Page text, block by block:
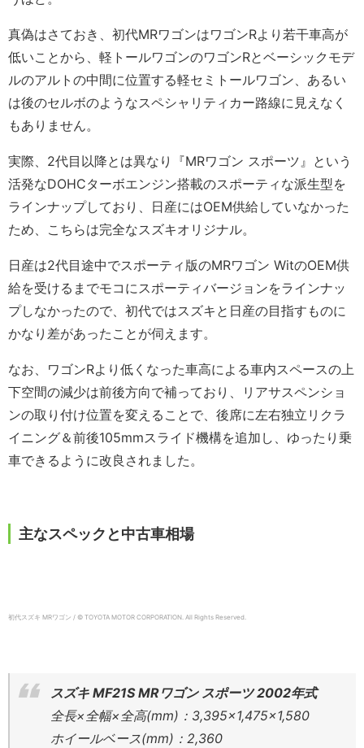
真偽はさておき、初代MRワゴンはワゴンRより若干車高が
低いことから、軽トールワゴンのワゴンRとベーシックモデ
ルのアルトの中間に位置する軽セミトールワゴン、あるい
は後のセルボのようなスペシャリティカー路線に見えなく
もありません。
実際、2代目以降とは異なり『MRワゴン スポーツ』という
活発なDOHCターボエンジン搭載のスポーティな派生型を
ラインナップしており、日産にはOEM供給していなかった
ため、こちらは完全なスズキオリジナル。
日産は2代目途中でスポーティ版のMRワゴン WitのOEM供
給を受けるまでモコにスポーティバージョンをラインナッ
プしなかったので、初代ではスズキと日産の目指すものに
かなり差があったことが伺えます。
なお、ワゴンRより低くなった車高による車内スペースの上
下空間の減少は前後方向で補っており、リアサスペンショ
ンの取り付け位置を変えることで、後席に左右独立リクラ
イニング＆前後105mmスライド機構を追加し、ゆったり乗
車できるように改良されました。
主なスペックと中古車相場
初代スズキ MRワゴン / © TOYOTA MOTOR CORPORATION. All Rights Reserved.
スズキ MF21S MRワゴン スポーツ 2002年式
全長×全幅×全高(mm)：3,395×1,475×1,580
ホイールベース(mm)：2,360